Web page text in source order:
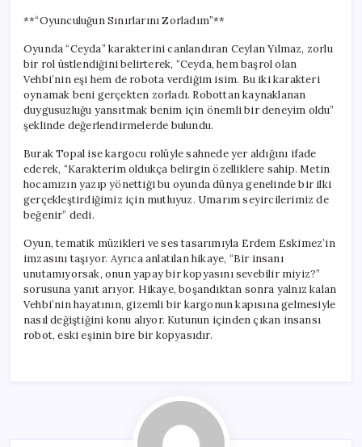
**“Oyunculuğun Sınırlarını Zorladım”**
Oyunda “Ceyda” karakterini canlandıran Ceylan Yılmaz, zorlu
bir rol üstlendiğini belirterek, “Ceyda, hem başrol olan
Vehbi’nin eşi hem de robota verdiğim isim. Bu iki karakteri
oynamak beni gerçekten zorladı. Robottan kaynaklanan
duygusuzluğu yansıtmak benim için önemli bir deneyim oldu”
şeklinde değerlendirmelerde bulundu.
Burak Topal ise kargocu rolüyle sahnede yer aldığını ifade
ederek, “Karakterim oldukça belirgin özelliklere sahip. Metin
hocamızın yazıp yönettiği bu oyunda dünya genelinde bir ilki
gerçekleştirdiğimiz için mutluyuz. Umarım seyircilerimiz de
beğenir” dedi.
Oyun, tematik müzikleri ve ses tasarımıyla Erdem Eskimez’in
imzasını taşıyor. Ayrıca anlatılan hikaye, “Bir insanı
unutamıyorsak, onun yapay bir kopyasını sevebilir miyiz?”
sorusuna yanıt arıyor. Hikaye, boşandıktan sonra yalnız kalan
Vehbi’nin hayatının, gizemli bir kargonun kapısına gelmesiyle
nasıl değiştiğini konu alıyor. Kutunun içinden çıkan insansı
robot, eski eşinin bire bir kopyasıdır.